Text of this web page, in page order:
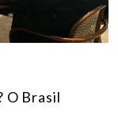
O Brasil